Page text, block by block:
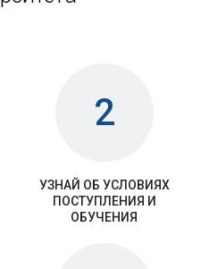
2
УЗНАЙ ОБ УСЛОВИЯХ
ПОСТУПЛЕНИЯ И
ОБУЧЕНИЯ